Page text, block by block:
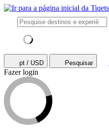
pt / USD Pesquisar
Fazer login